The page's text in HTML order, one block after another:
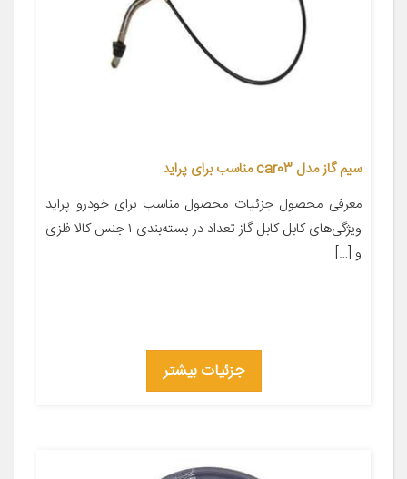
سیم گاز مدل car03 مناسب برای پراید
معرفی محصول جزئیات محصول مناسب برای خودرو پراید
ویژگی‌های کابل کابل گاز تعداد در بسته‌بندی ۱ جنس کالا فلزی
و […]
جزئیات بیشتر